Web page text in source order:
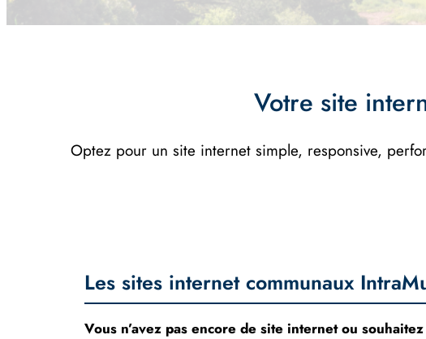
Votre site
Optez pour un site internet simple, responsive,
Les sites internet communaux
Vous n’avez pas encore de site internet ou